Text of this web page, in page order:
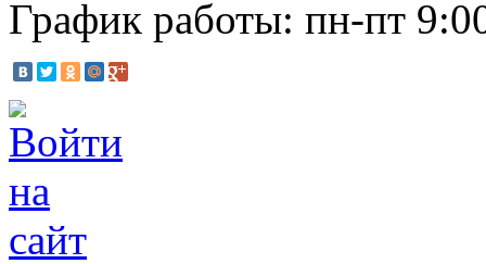
График работы: пн-пт